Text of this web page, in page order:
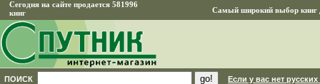
Сегодня на сайте продается 581996
книг
Самый широкий выбор книг
ПОИСК Если у вас нет